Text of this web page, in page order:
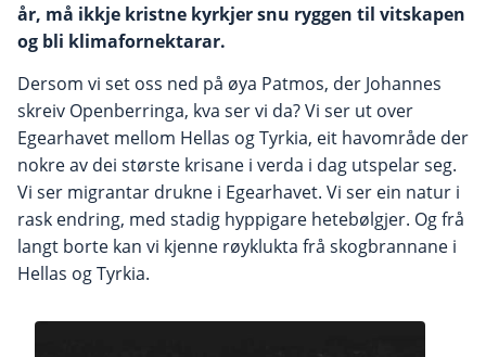
år, må ikkje kristne kyrkjer snu ryggen til vitskapen
og bli klimafornektarar.
Dersom vi set oss ned på øya Patmos, der Johannes
skreiv Openberringa, kva ser vi da? Vi ser ut over
Egearhavet mellom Hellas og Tyrkia, eit havområde der
nokre av dei største krisane i verda i dag utspelar seg.
Vi ser migrantar drukne i Egearhavet. Vi ser ein natur i
rask endring, med stadig hyppigare hetebølgjer. Og frå
langt borte kan vi kjenne røyklukta frå skogbrannane i
Hellas og Tyrkia.